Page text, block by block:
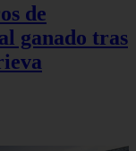
de
ganado tras